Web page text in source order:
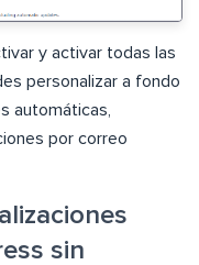
y activar todas las
personalizar a fondo
automáticas,
por correo
sin